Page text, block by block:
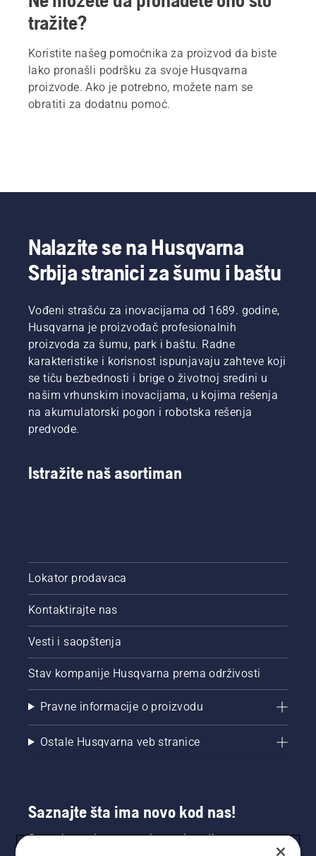
tražite?
Koristite našeg pomoćnika za proizvod da biste
lako pronašli podršku za svoje Husqvarna
proizvode. Ako je potrebno, možete nam se
obratiti za dodatnu pomoć.
Nalazite se na Husqvarna
Srbija stranici za šumu i baštu
Vođeni strašću za inovacijama od 1689. godine,
Husqvarna je proizvođač profesionalnih
proizvoda za šumu, park i baštu. Radne
karakteristike i korisnost ispunjavaju zahteve koji
se tiču bezbednosti i brige o životnoj sredini u
našim vrhunskim inovacijama, u kojima rešenja
na akumulatorski pogon i robotska rešenja
predvode.
Istražite naš asortiman
Lokator prodavaca
Kontaktirajte nas
Vesti i saopštenja
Stav kompanije Husqvarna prema održivosti
Pravne informacije o proizvodu
Ostale Husqvarna veb stranice
Saznajte šta ima novo kod nas!
Saznajte prvi sve o novim proizvodima,